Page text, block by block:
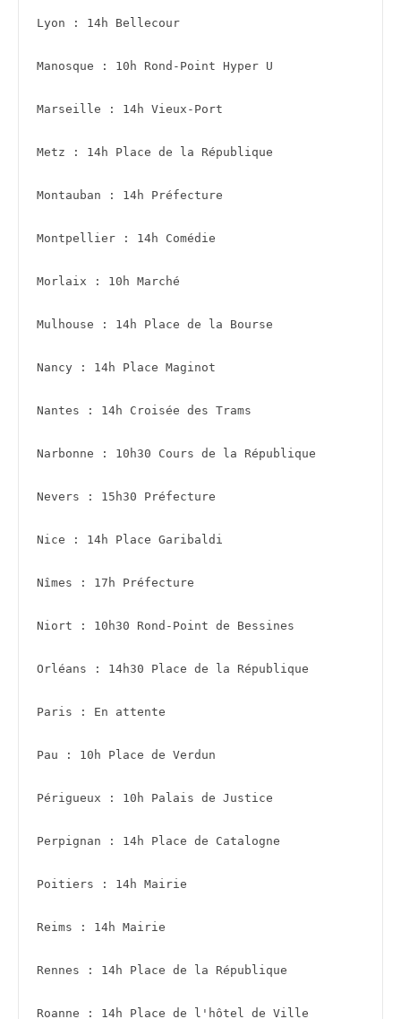
Lyon : 14h Bellecour
Manosque : 10h Rond-Point Hyper U
Marseille : 14h Vieux-Port
Metz : 14h Place de la République
Montauban : 14h Préfecture
Montpellier : 14h Comédie
Morlaix : 10h Marché
Mulhouse : 14h Place de la Bourse
Nancy : 14h Place Maginot
Nantes : 14h Croisée des Trams
Narbonne : 10h30 Cours de la République
Nevers : 15h30 Préfecture
Nice : 14h Place Garibaldi
Nîmes : 17h Préfecture
Niort : 10h30 Rond-Point de Bessines
Orléans : 14h30 Place de la République
Paris : En attente
Pau : 10h Place de Verdun
Périgueux : 10h Palais de Justice
Perpignan : 14h Place de Catalogne
Poitiers : 14h Mairie
Reims : 14h Mairie
Rennes : 14h Place de la République
Roanne : 14h Place de l'hôtel de Ville